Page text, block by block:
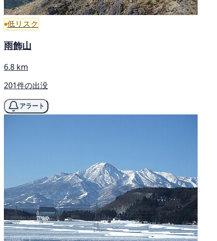
低リスク
雨飾山
6.8 km
201件の出没
アラート